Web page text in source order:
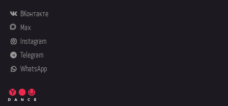
ВКонтакте
Max
Instagram
Telegram
WhatsApp